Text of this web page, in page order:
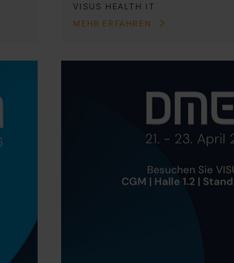
VISUS HEALTH IT
MEHR ERFAHREN